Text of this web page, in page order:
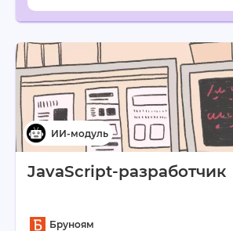
JavaScript-разработчик
Бруноям